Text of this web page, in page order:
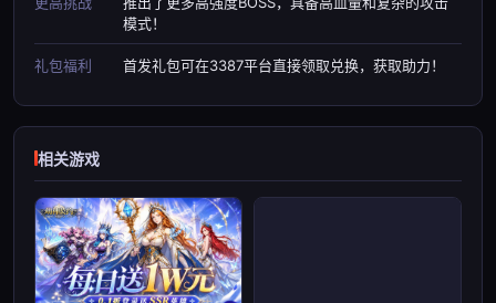
模式！
礼包福利 首发礼包可在3387平台直接领取兑换，获取助力！
相关游戏